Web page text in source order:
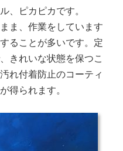
、ピカピカです。
ま、作業をしています
ることが多いです。定
きれいな状態を保つこ
れ付着防止のコーティ
得られます。